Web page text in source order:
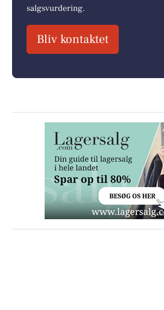
salgsvurdering.
Bliv kontaktet